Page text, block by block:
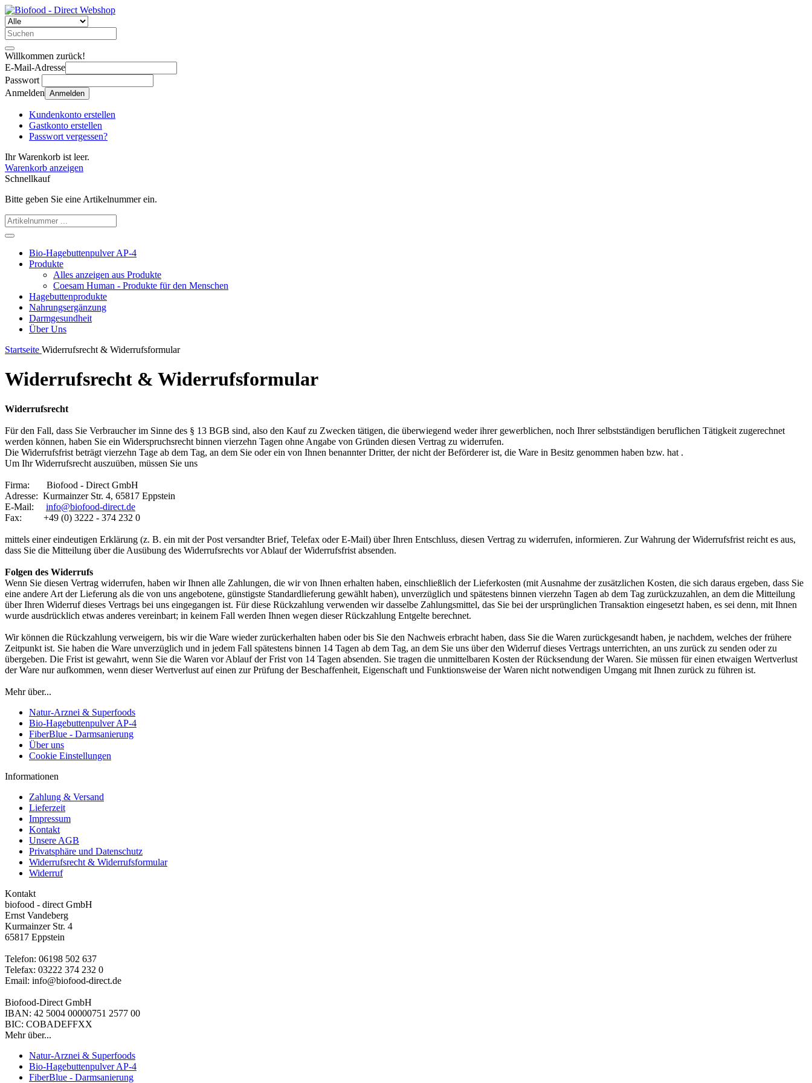
Willkommen zurück!
E-Mail-Adresse
Passwort
Anmelden Anmelden
Kundenkonto erstellen
Gastkonto erstellen
Passwort vergessen?
Ihr Warenkorb ist leer.
Warenkorb anzeigen
Schnellkauf
Bitte geben Sie eine Artikelnummer ein.
Bio-Hagebuttenpulver AP-4
Produkte
Alles anzeigen aus Produkte
Coesam Human - Produkte für den Menschen
Hagebuttenprodukte
Nahrungsergänzung
Darmgesundheit
Über Uns
Startseite Widerrufsrecht & Widerrufsformular
Widerrufsrecht & Widerrufsformular
Widerrufsrecht
Für den Fall, dass Sie Verbraucher im Sinne des § 13 BGB sind, also den Kauf zu Zwecken tätigen, die überwiegend weder ihrer gewerblichen, noch Ihrer selbstständigen beruflichen Tätigkeit zugerechnet
werden können, haben Sie ein Widerspruchsrecht binnen vierzehn Tagen ohne Angabe von Gründen diesen Vertrag zu widerrufen.
Die Widerrufsfrist beträgt vierzehn Tage ab dem Tag, an dem Sie oder ein von Ihnen benannter Dritter, der nicht der Beförderer ist, die Ware in Besitz genommen haben bzw. hat .
Um Ihr Widerrufsrecht auszuüben, müssen Sie uns
Firma: Biofood - Direct GmbH
Adresse: Kurmainzer Str. 4, 65817 Eppstein
E-Mail: info@biofood-direct.de
Fax: +49 (0) 3222 - 374 232 0
mittels einer eindeutigen Erklärung (z. B. ein mit der Post versandter Brief, Telefax oder E-Mail) über Ihren Entschluss, diesen Vertrag zu widerrufen, informieren. Zur Wahrung der Widerrufsfrist reicht es aus,
dass Sie die Mitteilung über die Ausübung des Widerrufsrechts vor Ablauf der Widerrufsfrist absenden.
Folgen des Widerrufs
Wenn Sie diesen Vertrag widerrufen, haben wir Ihnen alle Zahlungen, die wir von Ihnen erhalten haben, einschließlich der Lieferkosten (mit Ausnahme der zusätzlichen Kosten, die sich daraus ergeben, dass Sie
eine andere Art der Lieferung als die von uns angebotene, günstigste Standardlieferung gewählt haben), unverzüglich und spätestens binnen vierzehn Tagen ab dem Tag zurückzuzahlen, an dem die Mitteilung
über Ihren Widerruf dieses Vertrags bei uns eingegangen ist. Für diese Rückzahlung verwenden wir dasselbe Zahlungsmittel, das Sie bei der ursprünglichen Transaktion eingesetzt haben, es sei denn, mit Ihnen
wurde ausdrücklich etwas anderes vereinbart; in keinem Fall werden Ihnen wegen dieser Rückzahlung Entgelte berechnet.
Wir können die Rückzahlung verweigern, bis wir die Ware wieder zurückerhalten haben oder bis Sie den Nachweis erbracht haben, dass Sie die Waren zurückgesandt haben, je nachdem, welches der frühere
Zeitpunkt ist. Sie haben die Ware unverzüglich und in jedem Fall spätestens binnen 14 Tagen ab dem Tag, an dem Sie uns über den Widerruf dieses Vertrags unterrichten, an uns zurück zu senden oder zu
übergeben. Die Frist ist gewahrt, wenn Sie die Waren vor Ablauf der Frist von 14 Tagen absenden. Sie tragen die unmittelbaren Kosten der Rücksendung der Waren. Sie müssen für einen etwaigen Wertverlust
der Ware nur aufkommen, wenn dieser Wertverlust auf einen zur Prüfung der Beschaffenheit, Eigenschaft und Funktionsweise der Waren nicht notwendigen Umgang mit Ihnen zurück zu führen ist.
Mehr über...
Natur-Arznei & Superfoods
Bio-Hagebuttenpulver AP-4
FiberBlue - Darmsanierung
Über uns
Cookie Einstellungen
Informationen
Zahlung & Versand
Lieferzeit
Impressum
Kontakt
Unsere AGB
Privatsphäre und Datenschutz
Widerrufsrecht & Widerrufsformular
Widerruf
Kontakt
biofood - direct GmbH
Ernst Vandeberg
Kurmainzer Str. 4
65817 Eppstein
Telefon: 06198 502 637
Telefax: 03222 374 232 0
Email: info@biofood-direct.de
Biofood-Direct GmbH
IBAN: 42 5004 00000751 2577 00
BIC: COBADEFFXX
Mehr über...
Natur-Arznei & Superfoods
Bio-Hagebuttenpulver AP-4
FiberBlue - Darmsanierung